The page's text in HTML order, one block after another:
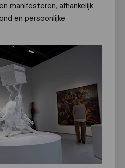
manifesteren, afhankelijk
en persoonlijke